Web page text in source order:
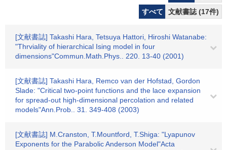
すべて
文献書誌 (17件)
[文献書誌] Takashi Hara, Tetsuya Hattori, Hiroshi Watanabe:
"Thrviality of hierarchical Ising model in four
dimensions"Commun.Math.Phys.. 220. 13-40 (2001)
[文献書誌] Takashi Hara, Remco van der Hofstad, Gordon
Slade: "Critical two-point functions and the lace expansion
for spread-out high-dimensional percolation and related
models"Ann.Prob.. 31. 349-408 (2003)
[文献書誌] M.Cranston, T.Mountford, T.Shiga: "Lyapunov
Exponents for the Parabolic Anderson Model"Acta